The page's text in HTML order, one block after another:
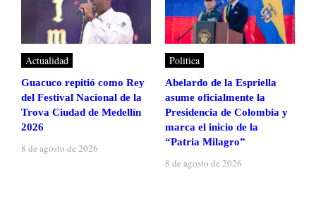
Actualidad
Guacuco repitió como Rey
del Festival Nacional de la
Trova Ciudad de Medellín
2026
8 de agosto de 2026
Politica
Abelardo de la Espriella
asume oficialmente la
Presidencia de Colombia y
marca el inicio de la
“Patria Milagro”
8 de agosto de 2026